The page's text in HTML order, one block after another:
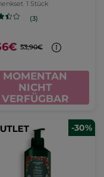
1 Stück
(3)
53,90€
MOMENTAN
NICHT
VERFÜGBAR
-30%